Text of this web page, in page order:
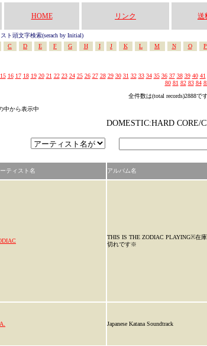
HOME リンク 送
ト頭文字検索(serach by Initial)
C
D E F G H I J K L M N O P
15 16 17 18 19 20 21 22 23 24 25 26 27 28 29 30 31 32 33 34 35 36 37 38 39 40 41
80 81 82 83 84
全件数は(total records)2888で
中から表示中
DOMESTIC:HARD CORE/
ティスト名 アルバム名
THIS IS THE ZODIAC PLAYING※在庫
切れです※
Japanese Katana Soundtrack